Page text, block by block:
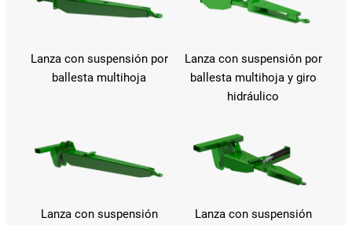
Lanza con suspensión por
ballesta multihoja
Lanza con suspensión por
ballesta multihoja y giro
hidráulico
Lanza con suspensión
Lanza con suspensión